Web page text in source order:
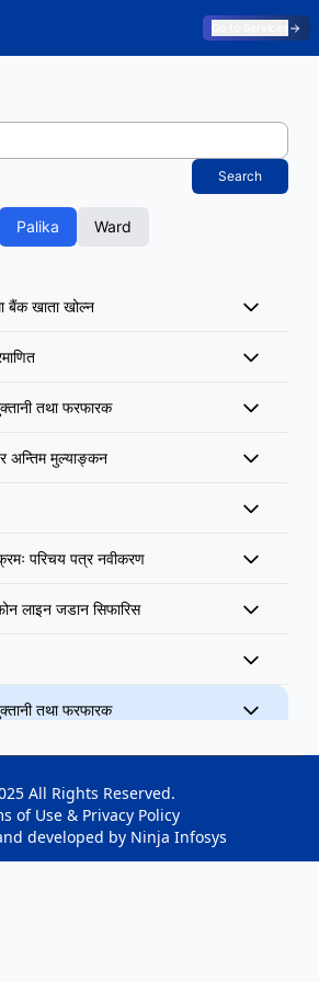
Search
Palika Ward
बैंक खाता खोल्न
अविवाहित प्रमाणित
तथा फरफारक
अन्तिम मुल्याङ्कन
परिचय पत्र नवीकरण
लाइन जडान सिफारिस
तथा फरफारक
सिफारिस
अन्य समुह दता
All Rights Reserved.
of Use & Privacy Policy
developed by Ninja Infosys